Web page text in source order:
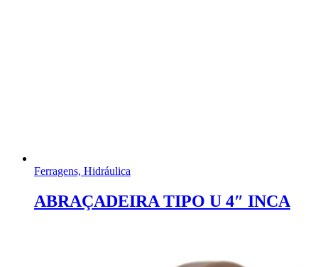
Ferragens, Hidráulica
ABRAÇADEIRA TIPO U 4″ INCA